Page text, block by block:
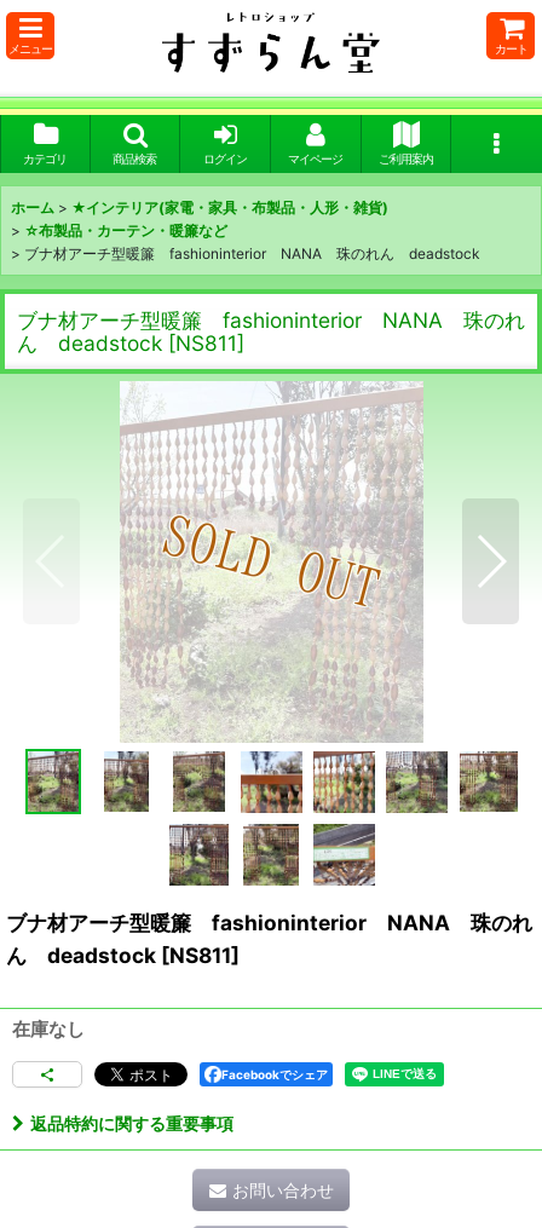
メニュー カート
カテゴリ 商品検索 ログイン マイページ ご利用案内
ホーム > ★インテリア(家電・家具・布製品・人形・雑貨)
> ☆布製品・カーテン・暖簾など
> ブナ材アーチ型暖簾 fashioninterior NANA 珠のれん deadstock
ブナ材アーチ型暖簾 fashioninterior NANA 珠のれ
ん deadstock [NS811]
ブナ材アーチ型暖簾 fashioninterior NANA 珠のれ
ん deadstock [NS811]
在庫なし
Facebookでシェア
返品特約に関する重要事項
お問い合わせ